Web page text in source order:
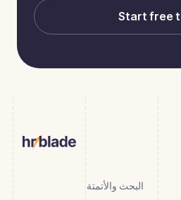
Start free
البحث والأتمتة